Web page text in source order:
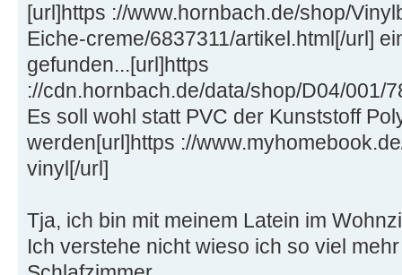
[url]https ://www.hornbach.de/shop/
Eiche-creme/6837311/artikel.html[/url]
gefunden...[url]https
://cdn.hornbach.de/data/shop/D04/001/
Es soll wohl statt PVC der Kunststoff
werden[url]https ://
vinyl[/url]
Tja, ich bin mit meinem Latein im
Ich verstehe nicht wieso ich so viel